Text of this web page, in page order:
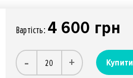
Вартiсть: 4 600 грн
- + Купити